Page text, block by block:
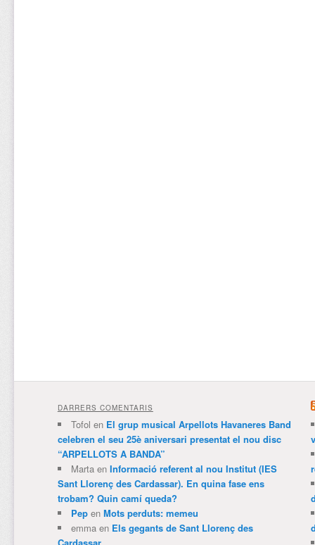
DARRERS COMENTARIS
Tofol en El grup musical Arpellots Havaneres Band
celebren el seu 25è aniversari presentat el nou disc
“ARPELLOTS A BANDA”
Martaen Informació referent al nou Institut (IES
Sant Llorenç des Cardassar). En quina fase ens
trobam? Quin camí queda?
Pepen Mots perduts: memeu
emmaen Els gegants de Sant Llorenç des